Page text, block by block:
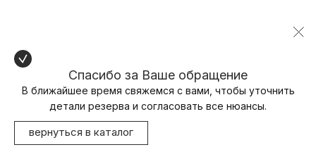
Спасибо за Ваше обращение
В ближайшее время свяжемся с вами, чтобы уточнить
детали резерва и согласовать все нюансы.
вернуться в каталог